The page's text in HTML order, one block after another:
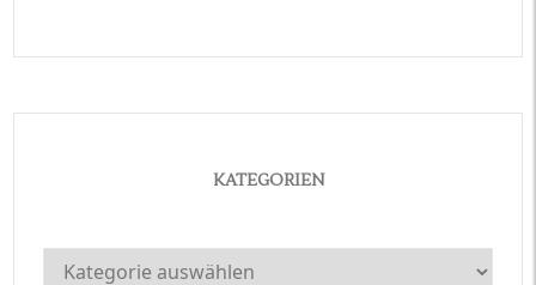
KATEGORIEN
Kategorien